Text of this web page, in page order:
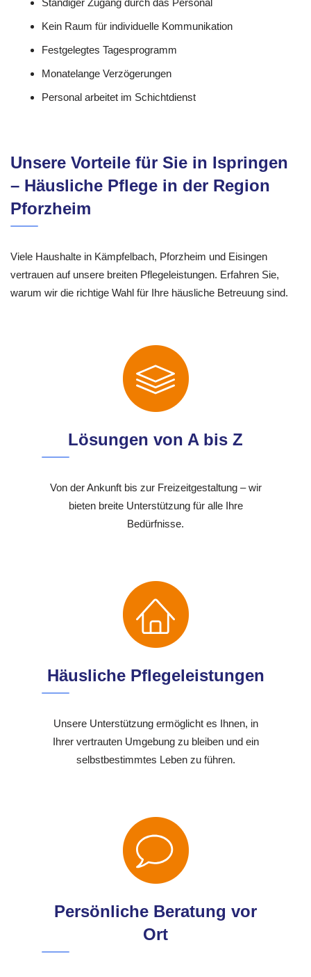
Ständiger Zugang durch das Personal
Kein Raum für individuelle Kommunikation
Festgelegtes Tagesprogramm
Monatelange Verzögerungen
Personal arbeitet im Schichtdienst
Unsere Vorteile für Sie in Ispringen
– Häusliche Pflege in der Region
Pforzheim
Viele Haushalte in Kämpfelbach, Pforzheim und Eisingen
vertrauen auf unsere breiten Pflegeleistungen. Erfahren Sie,
warum wir die richtige Wahl für Ihre häusliche Betreuung sind.
Lösungen von A bis Z
Von der Ankunft bis zur Freizeitgestaltung – wir
bieten breite Unterstützung für alle Ihre
Bedürfnisse.
Häusliche Pflegeleistungen
Unsere Unterstützung ermöglicht es Ihnen, in
Ihrer vertrauten Umgebung zu bleiben und ein
selbstbestimmtes Leben zu führen.
Persönliche Beratung vor
Ort